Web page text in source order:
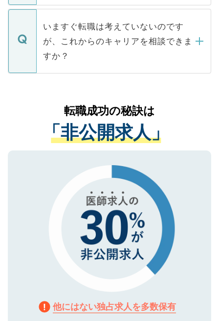
関を公にしてしまうと、応募が殺到する場
に、医療機関が求める条件に合った人材の
みを人材紹介会社に依頼するケースが増え
ています。
定を承諾する必要はありません。内定先へ
の辞退の連絡はキャリアパートナーが行い
個人情報が漏えいすることはありませんの
で、ご安心ください。当サイトからの登録
などで収集したご登録者様の個人情報は、
ご本人のキャリアアップおよび転職活動の
支援を目的に使用いたします。お預かりし
ているすべての個人データはご本人の許可
は、個人情報の取り扱いについての厳密な
管理基準を満たした事業者のみに付与され
る、プライバシーマークを取得済みです。
で、機密保持に関してもご安心ください。
いますぐ転職は考えていないのです
が、これからのキャリアを相談できま
すか？
かがいして、現在の医療機関の状況や紹介
経験をまじえながら、適切なアドバイスを
させていただきます。すぐにご転職をされ
ない方には、長期的なサポートが可能です
ので、まずはご登録ください。
転職成功の秘訣は
「非公開求人」
他にはない独占求人を多数保有